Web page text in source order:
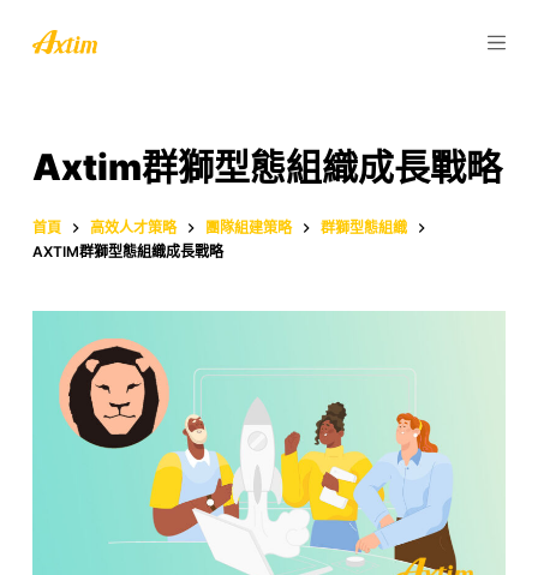
至
內
容
Axtim群獅型態組織成長戰略
首頁 高效人才策略 團隊組建策略
群獅型態組織
AXTIM群獅型態組織成長戰略